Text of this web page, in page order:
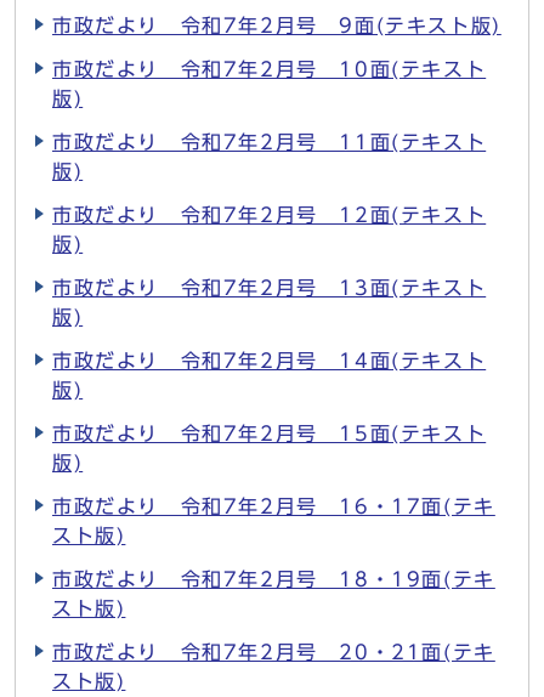
市政だより 令和7年2月号 9面(テキスト版)
市政だより 令和7年2月号 10面(テキスト
版)
市政だより 令和7年2月号 11面(テキスト
版)
市政だより 令和7年2月号 12面(テキスト
版)
市政だより 令和7年2月号 13面(テキスト
版)
市政だより 令和7年2月号 14面(テキスト
版)
市政だより 令和7年2月号 15面(テキスト
版)
市政だより 令和7年2月号 16・17面(テキ
スト版)
市政だより 令和7年2月号 18・19面(テキ
スト版)
市政だより 令和7年2月号 20・21面(テキ
スト版)